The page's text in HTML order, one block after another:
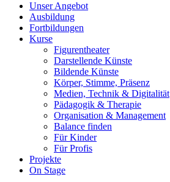
Unser Angebot
Ausbildung
Fortbildungen
Kurse
Figurentheater
Darstellende Künste
Bildende Künste
Körper, Stimme, Präsenz
Medien, Technik & Digitalität
Pädagogik & Therapie
Organisation & Management
Balance finden
Für Kinder
Für Profis
Projekte
On Stage